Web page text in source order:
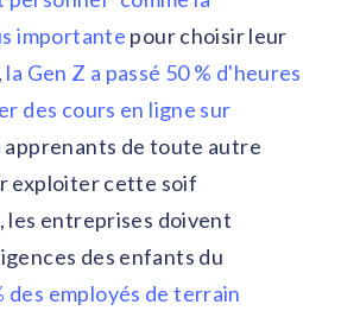
importante pour choisir leur
la Gen Z a passé 50 % d'heures
des cours en ligne sur
apprenants de toute autre
exploiter cette soif
les entreprises doivent
des enfants du
des employés de terrain